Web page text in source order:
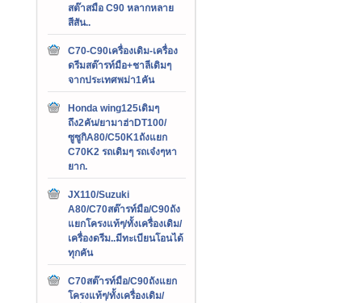
สต๊าสมือ C90 หลากหลาย
สีสัน..
C70-C90เครื่องเดิม-เครื่อง
ดรีมสต๊ารท์มือ+ชาลีเดิมๆ
จากประเทศพม่า1คัน
Honda wing125เดิมๆ
ถึง2คัน/ยามาฮ่าDT100/
ซูซูกิA80/C50K1ถังแยก
C70K2 รถเดิมๆ รถเจ๋งๆหา
ยาก.
JX110/Suzuki
A80/C70สต๊ารท์มือ/C90ถัง
แยกโครงแท้ๆ/ทั้งเครื่องเดิม/
เครื่องดรีม..มีทะเบียนโอนได้
ทุกคัน
C70สต๊ารท์มือ/C90ถังแยก
โครงแท้ๆ/ทั้งเครื่องเดิม/